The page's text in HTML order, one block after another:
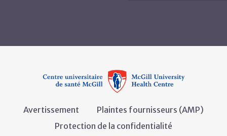
Avertissement
Plaintes fournisseurs (AMP)
Protection de la confidentialité